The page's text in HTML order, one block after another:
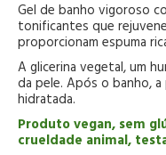
Gel de banho vigoroso
tonificantes que
proporcionam espuma
A glicerina vegetal, um
da pele. Após o banho,
hidratada.
Produto vegan, sem
crueldade animal,